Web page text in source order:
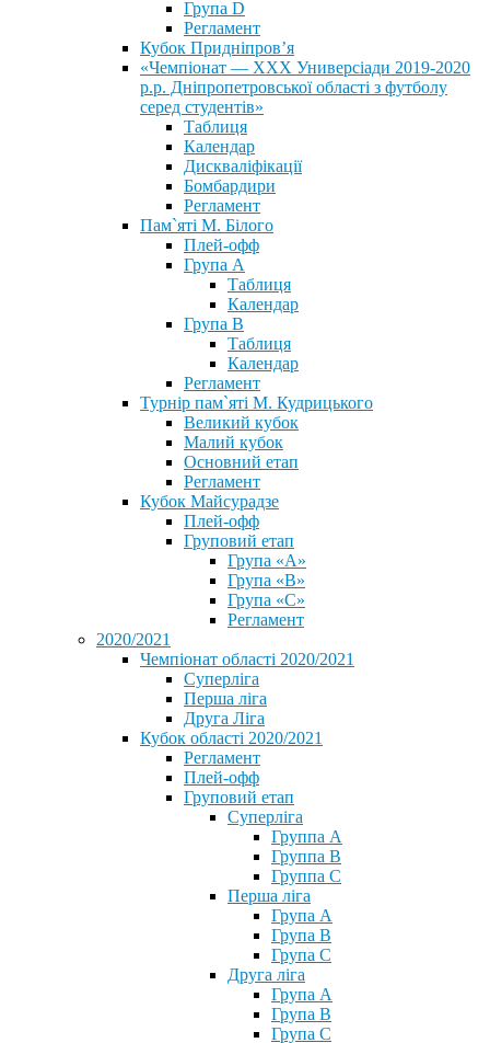
Група D
Регламент
Кубок Придніпров’я
«Чемпіонат — ХХХ Универсіади 2019-2020
р.р. Дніпропетровської області з футболу
серед студентів»
Таблиця
Календар
Дискваліфікації
Бомбардири
Регламент
Пам`яті М. Білого
Плей-офф
Група А
Таблиця
Календар
Група В
Таблиця
Календар
Регламент
Турнір пам`яті М. Кудрицького
Великий кубок
Малий кубок
Основний етап
Регламент
Кубок Майсурадзе
Плей-офф
Груповий етап
Група «А»
Група «B»
Група «C»
Регламент
2020/2021
Чемпіонат області 2020/2021
Суперліга
Перша ліга
Друга Ліга
Кубок області 2020/2021
Регламент
Плей-офф
Груповий етап
Суперліга
Группа A
Группа B
Группа C
Перша ліга
Група A
Група B
Група C
Друга ліга
Група A
Група B
Група C